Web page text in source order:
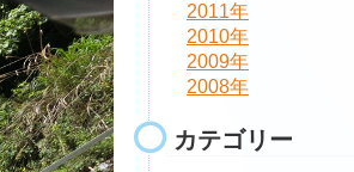
2011年
2010年
2009年
2008年
カテゴリー